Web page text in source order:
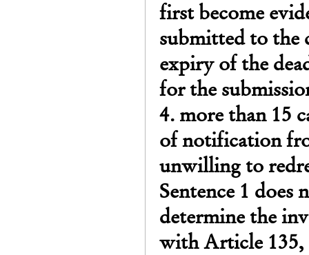
first become
submitted to the
expiry of the
for the
4. more than 15
of notification
unwilling to
Sentence 1 does
determine the
with Article 135,